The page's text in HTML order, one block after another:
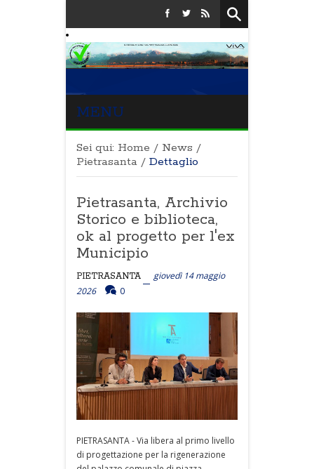
MENU
Sei qui: Home / News /
Pietrasanta / Dettaglio
Pietrasanta, Archivio
Storico e biblioteca,
ok al progetto per l'ex
Municipio
PIETRASANTA
giovedì 14 maggio
2026
0
PIETRASANTA - Via libera al primo livello
di progettazione per la rigenerazione